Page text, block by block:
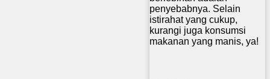
penyebabnya. Selain
istirahat yang cukup,
kurangi juga konsumsi
makanan yang manis, ya!